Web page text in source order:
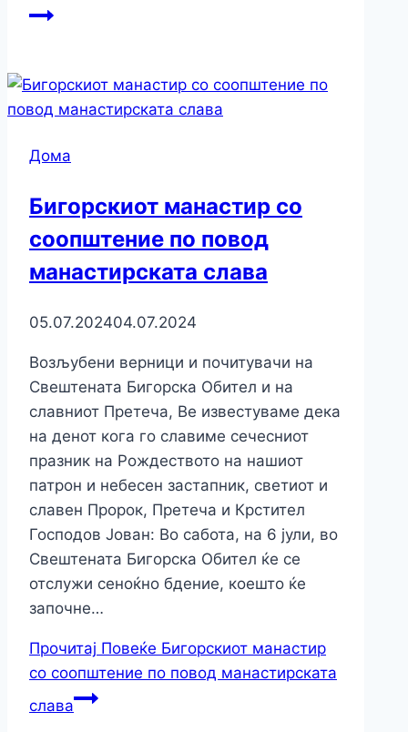
Дома
Бигорскиот манастир со
соопштение по повод
манастирската слава
05.07.202404.07.2024
Возљубени верници и почитувачи на
Свештената Бигорска Обител и на
славниот Претеча, Ве известуваме дека
на денот кога го славиме сечесниот
празник на Рождеството на нашиот
патрон и небесен застапник, светиот и
славен Пророк, Претеча и Крстител
Господов Јован: Во сабота, на 6 јули, во
Свештената Бигорска Обител ќе се
отслужи сеноќно бдение, коешто ќе
започне…
Прочитај Повеќе Бигорскиот манастир
со соопштение по повод манастирската
слава